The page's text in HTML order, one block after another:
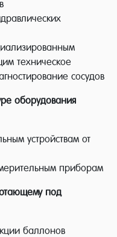
техническое
сосудов
оборудования
устройствам от
приборам
под
баллонов